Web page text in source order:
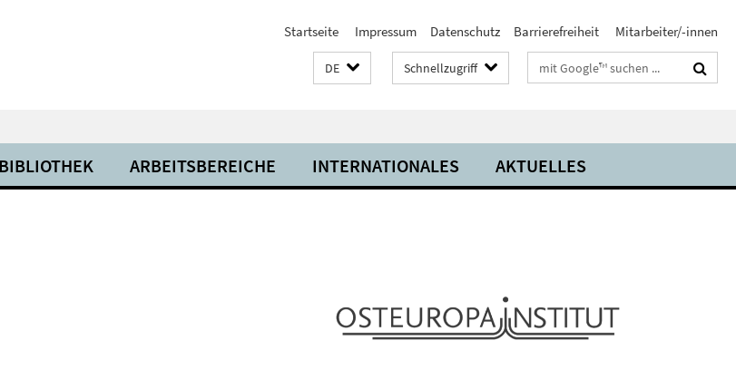
Startseite Impressum Datenschutz Barrierefreiheit Mitarbeiter/-innen
DE Schnellzugriff Suchbegriffe
BIBLIOTHEK ARBEITSBEREICHE INTERNATIONALES AKTUELLES